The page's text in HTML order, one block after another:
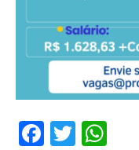
Facebook
Twitter